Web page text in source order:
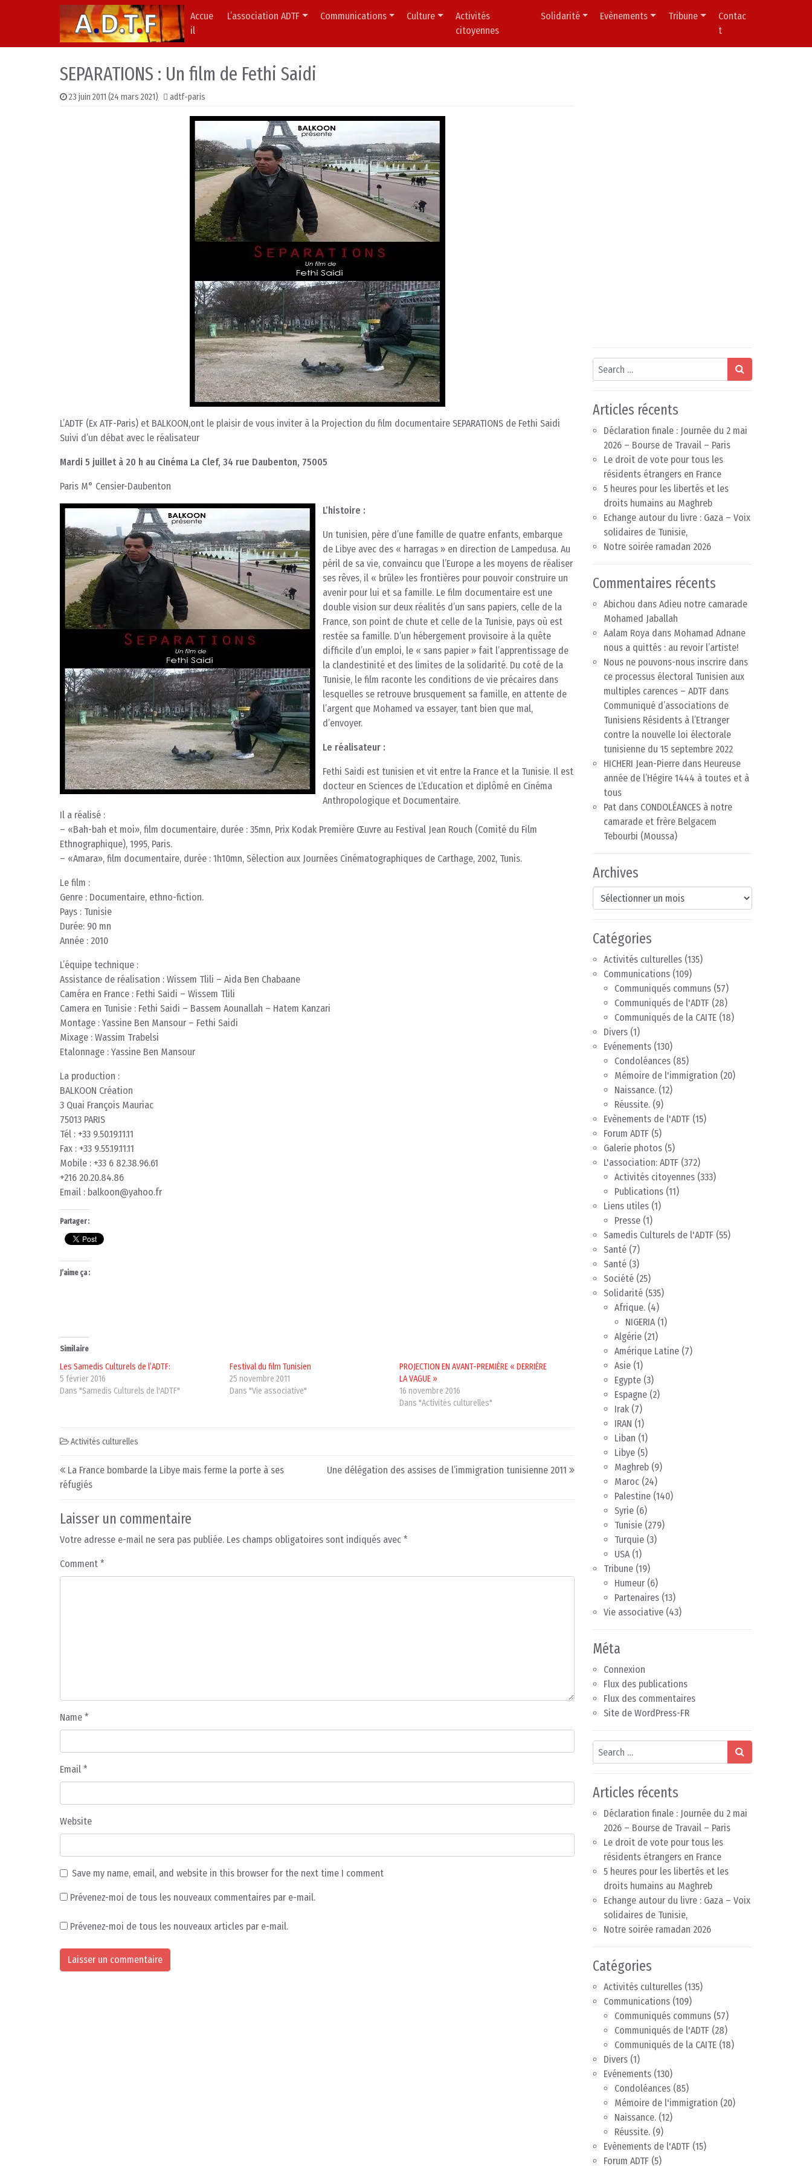
Skip to content
Main Navigation
Accue
il
L’association ADTF Communications Culture
Activités
citoyennes
Solidarité Evènements Tribune
Contac
t
SEPARATIONS : Un film de Fethi Saidi
23 juin 2011 (24 mars 2021) adtf-paris
L’ADTF (Ex ATF-Paris) et BALKOON,ont le plaisir de vous inviter à la Projection du film documentaire SEPARATIONS de Fethi Saidi
Suivi d’un débat avec le réalisateur
Mardi 5 juillet à 20 h au Cinéma La Clef, 34 rue Daubenton, 75005
Paris M° Censier-Daubenton
L’histoire :
Un tunisien, père d’une famille de quatre enfants, embarque
de Libye avec des « harragas » en direction de Lampedusa. Au
péril de sa vie, convaincu que l’Europe a les moyens de réaliser
ses rêves, il « brûle» les frontières pour pouvoir construire un
avenir pour lui et sa famille. Le film documentaire est une
double vision sur deux réalités d’un sans papiers, celle de la
France, son point de chute et celle de la Tunisie, pays où est
restée sa famille. D’un hébergement provisoire à la quête
difficile d’un emploi, le « sans papier » fait l’apprentissage de
la clandestinité et des limites de la solidarité. Du coté de la
Tunisie, le film raconte les conditions de vie précaires dans
lesquelles se retrouve brusquement sa famille, en attente de
l’argent que Mohamed va essayer, tant bien que mal,
d’envoyer.
Le réalisateur :
Fethi Saidi est tunisien et vit entre la France et la Tunisie. Il est
docteur en Sciences de L’Education et diplômé en Cinéma
Anthropologique et Documentaire.
Il a réalisé :
– «Bah-bah et moi», film documentaire, durée : 35mn, Prix Kodak Première Œuvre au Festival Jean Rouch (Comité du Film
Ethnographique), 1995, Paris.
– «Amara», film documentaire, durée : 1h10mn, Sélection aux Journées Cinématographiques de Carthage, 2002, Tunis.
Le film :
Genre : Documentaire, ethno-fiction.
Pays : Tunisie
Durée: 90 mn
Année : 2010
L’équipe technique :
Assistance de réalisation : Wissem Tlili – Aida Ben Chabaane
Caméra en France : Fethi Saidi – Wissem Tlili
Camera en Tunisie : Fethi Saidi – Bassem Aounallah – Hatem Kanzari
Montage : Yassine Ben Mansour – Fethi Saidi
Mixage : Wassim Trabelsi
Etalonnage : Yassine Ben Mansour
La production :
BALKOON Création
3 Quai François Mauriac
75013 PARIS
Tél : +33 9.50.19.11.11
Fax : +33 9.55.19.11.11
Mobile : +33 6 82.38.96.61
+216 20.20.84.86
Email : balkoon@yahoo.fr
Partager :
J’aime ça :
Similaire
Les Samedis Culturels de l’ADTF:
5 février 2016
Dans "Samedis Culturels de l'ADTF"
Festival du film Tunisien
25 novembre 2011
Dans "Vie associative"
PROJECTION EN AVANT-PREMIÈRE « DERRIÈRE
LA VAGUE »
16 novembre 2016
Dans "Activités culturelles"
Activités culturelles
Post navigation
La France bombarde la Libye mais ferme la porte à ses
réfugiés
Une délégation des assises de l’immigration tunisienne 2011
Laisser un commentaire
Votre adresse e-mail ne sera pas publiée. Les champs obligatoires sont indiqués avec *
Comment *
Name *
Email *
Website
Save my name, email, and website in this browser for the next time I comment
Prévenez-moi de tous les nouveaux commentaires par e-mail.
Prévenez-moi de tous les nouveaux articles par e-mail.
Search
Articles récents
Déclaration finale : Journée du 2 mai
2026 – Bourse de Travail – Paris
Le droit de vote pour tous les
résidents étrangers en France
5 heures pour les libertés et les
droits humains au Maghreb
Echange autour du livre : Gaza – Voix
solidaires de Tunisie,
Notre soirée ramadan 2026
Commentaires récents
Abichou dans Adieu notre camarade
Mohamed Jaballah
Aalam Roya dans Mohamad Adnane
nous a quittés : au revoir l’artiste!
Nous ne pouvons-nous inscrire dans
ce processus électoral Tunisien aux
multiples carences – ADTF dans
Communiqué d’associations de
Tunisiens Résidents à l’Etranger
contre la nouvelle loi électorale
tunisienne du 15 septembre 2022
HICHERI Jean-Pierre dans Heureuse
année de l’Hégire 1444 à toutes et à
tous
Pat dans CONDOLÉANCES à notre
camarade et frère Belgacem
Tebourbi (Moussa)
Archives
Archives
Catégories
Activités culturelles (135)
Communications (109)
Communiqués communs (57)
Communiqués de l'ADTF (28)
Communiqués de la CAITE (18)
Divers (1)
Evénements (130)
Condoléances (85)
Mémoire de l'immigration (20)
Naissance. (12)
Réussite. (9)
Evènements de l'ADTF (15)
Forum ADTF (5)
Galerie photos (5)
L'association: ADTF (372)
Activités citoyennes (333)
Publications (11)
Liens utiles (1)
Presse (1)
Samedis Culturels de l'ADTF (55)
Santé (7)
Santé (3)
Société (25)
Solidarité (535)
Afrique. (4)
NIGERIA(1)
Algérie (21)
Amérique Latine (7)
Asie (1)
Egypte (3)
Espagne (2)
Irak (7)
IRAN (1)
Liban (1)
Libye (5)
Maghreb (9)
Maroc (24)
Palestine (140)
Syrie (6)
Tunisie (279)
Turquie (3)
USA(1)
Tribune (19)
Humeur (6)
Partenaires (13)
Vie associative (43)
Méta
Connexion
Flux des publications
Flux des commentaires
Site de WordPress-FR
Search
Articles récents
Déclaration finale : Journée du 2 mai
2026 – Bourse de Travail – Paris
Le droit de vote pour tous les
résidents étrangers en France
5 heures pour les libertés et les
droits humains au Maghreb
Echange autour du livre : Gaza – Voix
solidaires de Tunisie,
Notre soirée ramadan 2026
Catégories
Activités culturelles (135)
Communications (109)
Communiqués communs (57)
Communiqués de l'ADTF (28)
Communiqués de la CAITE (18)
Divers (1)
Evénements (130)
Condoléances (85)
Mémoire de l'immigration (20)
Naissance. (12)
Réussite. (9)
Evènements de l'ADTF (15)
Forum ADTF (5)